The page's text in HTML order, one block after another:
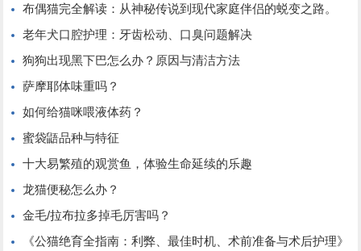
布偶猫完全解读：从神秘传说到现代家庭伴侣的蜕变之路。
老年犬口腔护理：牙齿松动、口臭问题解决
狗狗出现黑下巴怎么办？原因与清洁方法
萨摩耶体味重吗？
如何给猫咪喂液体药？
蜜袋鼯品种与特征
十大易繁殖的观赏鱼，体验生命延续的乐趣
龙猫便秘怎么办？
金毛/拉布拉多掉毛厉害吗？
《公猫绝育全指南：利弊、最佳时机、术前准备与术后护理》